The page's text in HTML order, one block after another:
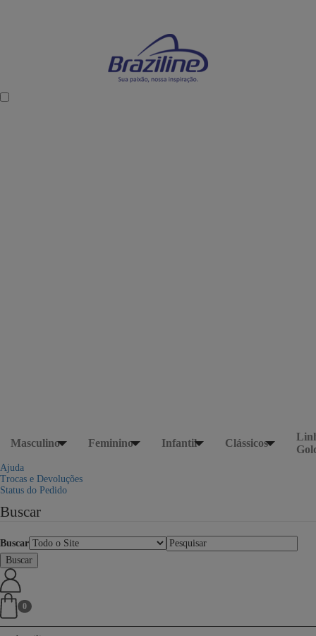
Masculino Feminino Infantil Clássicos
Ajuda
Trocas e Devoluções
Status do Pedido
Buscar
Buscar
0